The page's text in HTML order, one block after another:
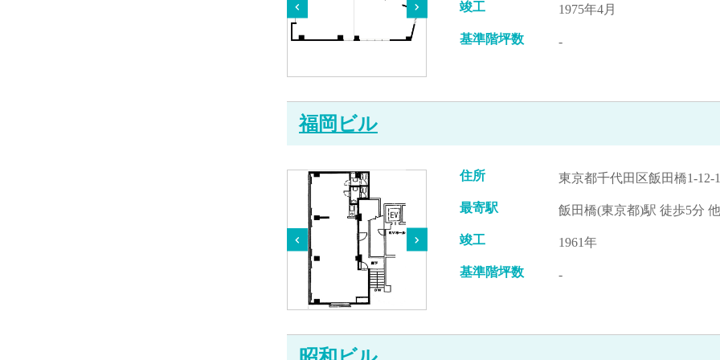
竣工 1975年4月
基準階坪数 -
福岡ビル
住所 東京都千代田区飯田橋1-12-
最寄駅 飯田橋(東京都)駅 徒歩5分 他
竣工 1961年
基準階坪数 -